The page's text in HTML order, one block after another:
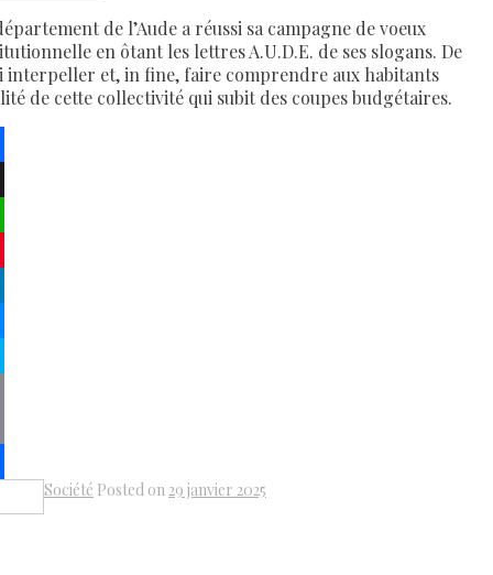
de l’Aude a réussi sa campagne de voeux
en ôtant les lettres A.U.D.E. de ses slogans. De
interpeller et, in fine, faire comprendre aux habitants
de cette collectivité qui subit des coupes budgétaires.
Share
Société Posted on 29 janvier 2025